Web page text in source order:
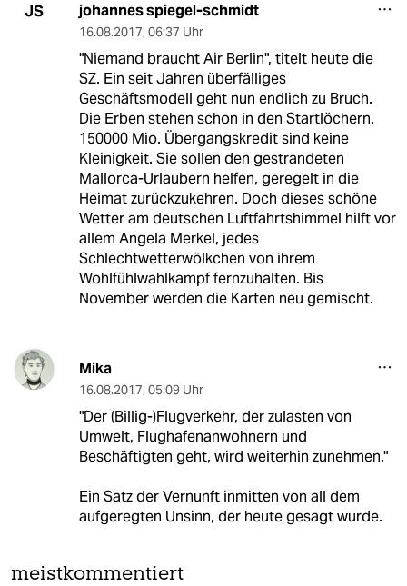
JS johannes spiegel-schmidt
16.08.2017, 06:37 Uhr
"Niemand braucht Air Berlin", titelt heute die
SZ. Ein seit Jahren überfälliges
Geschäftsmodell geht nun endlich zu Bruch.
Die Erben stehen schon in den Startlöchern.
150000 Mio. Übergangskredit sind keine
Kleinigkeit. Sie sollen den gestrandeten
Mallorca-Urlaubern helfen, geregelt in die
Heimat zurückzukehren. Doch dieses schöne
Wetter am deutschen Luftfahrtshimmel hilft vor
allem Angela Merkel, jedes
Schlechtwetterwölkchen von ihrem
Wohlfühlwahlkampf fernzuhalten. Bis
November werden die Karten neu gemischt.
Mika
16.08.2017, 05:09 Uhr
"Der (Billig-)Flugverkehr, der zulasten von
Umwelt, Flughafenanwohnern und
Beschäftigten geht, wird weiterhin zunehmen."
Ein Satz der Vernunft inmitten von all dem
aufgeregten Unsinn, der heute gesagt wurde.
meistkommentiert